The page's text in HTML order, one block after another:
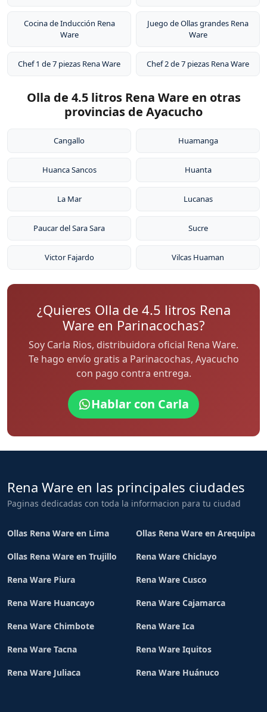
Cocina de Inducción Rena
Ware
Juego de Ollas grandes Rena
Ware
Chef 1 de 7 piezas Rena Ware Chef 2 de 7 piezas Rena Ware
Olla de 4.5 litros Rena Ware en otras
provincias de Ayacucho
Cangallo Huamanga
Huanca Sancos Huanta
La Mar Lucanas
Paucar del Sara Sara Sucre
Victor Fajardo Vilcas Huaman
¿Quieres Olla de 4.5 litros Rena
Ware en Parinacochas?
Soy Carla Rios, distribuidora oficial Rena Ware.
Te hago envío gratis a Parinacochas, Ayacucho
con pago contra entrega.
Hablar con Carla
Rena Ware en las principales ciudades
Paginas dedicadas con toda la informacion para tu ciudad
Ollas Rena Ware en Lima Ollas Rena Ware en Arequipa
Ollas Rena Ware en Trujillo Rena Ware Chiclayo
Rena Ware Piura Rena Ware Cusco
Rena Ware Huancayo Rena Ware Cajamarca
Rena Ware Chimbote Rena Ware Ica
Rena Ware Tacna Rena Ware Iquitos
Rena Ware Juliaca Rena Ware Huánuco